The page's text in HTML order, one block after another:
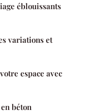
éblouissants
variations et
espace avec
béton